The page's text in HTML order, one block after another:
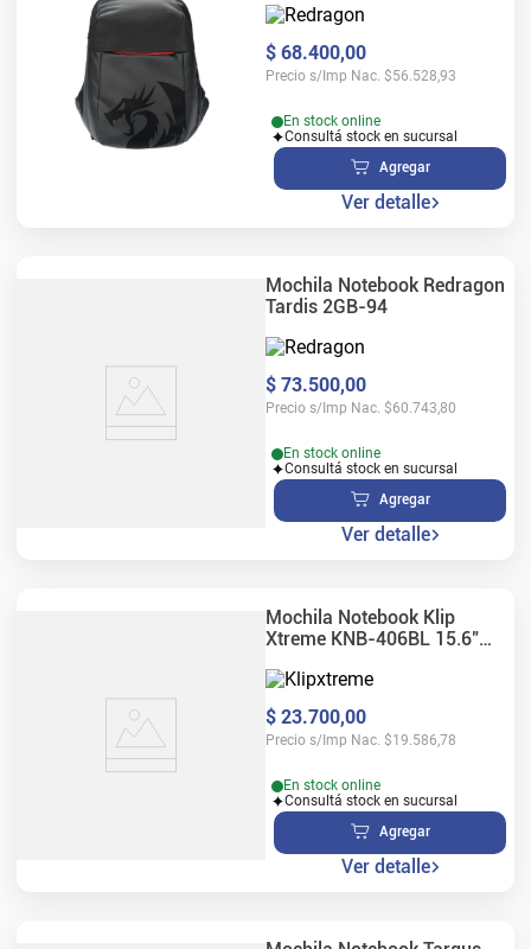
$ 68.400,00
Precio s/Imp Nac. $56.528,93
En stock online
Consultá stock en sucursal
Agregar
Ver detalle
Mochila Notebook Redragon
Tardis 2GB-94
$ 73.500,00
Precio s/Imp Nac. $60.743,80
En stock online
Consultá stock en sucursal
Agregar
Ver detalle
Mochila Notebook Klip
Xtreme KNB-406BL 15.6"
$ 23.700,00
Precio s/Imp Nac. $19.586,78
En stock online
Consultá stock en sucursal
Agregar
Ver detalle